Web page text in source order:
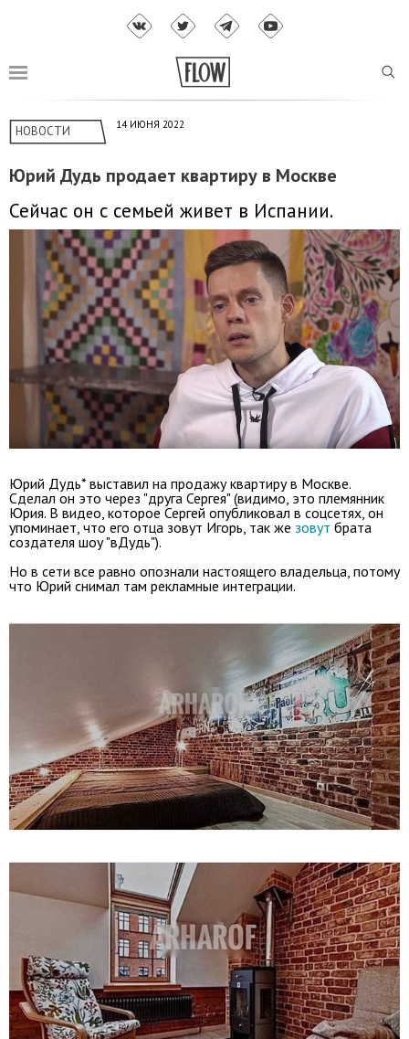
НОВОСТИ 14 ИЮНЯ 2022
Юрий Дудь продает квартиру в Москве
Сейчас он с семьей живет в Испании.
Юрий Дудь* выставил на продажу квартиру в Москве.
Сделал он это через "друга Сергея" (видимо, это племянник
Юрия. В видео, которое Сергей опубликовал в соцсетях, он
упоминает, что его отца зовут Игорь, так же зовут брата
создателя шоу "вДудь").
Но в сети все равно опознали настоящего владельца, потому
что Юрий снимал там рекламные интеграции.